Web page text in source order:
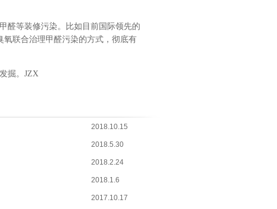
醛等装修污染。比如目前国际领先的
联合治理甲醛污染的方式，彻底有
掘。JZX
2018.10.15
2018.5.30
2018.2.24
2018.1.6
2017.10.17